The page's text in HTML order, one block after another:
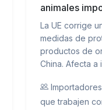
animales
La UE corrige
medidas de
productos de
China. Afecta a
que trabajen